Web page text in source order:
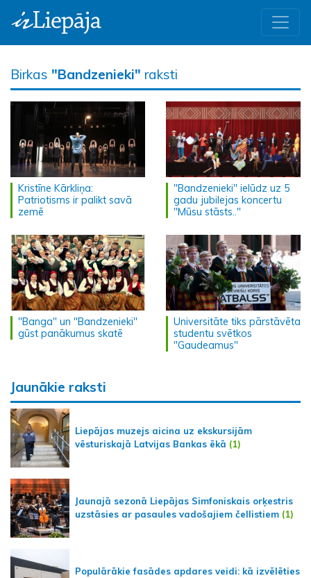
Birkas "Bandzenieki" raksti
Kristīne Kārkliņa:
Patriotisms ir palikt savā
zemē
"Bandzenieki" ielūdz uz 5
gadu jubilejas koncertu
"Mūsu stāsts.."
"Banga" un "Bandzenieki"
gūst panākumus skatē
Universitāte tiks pārstāvēta
studentu svētkos
"Gaudeamus"
Jaunākie raksti
Liepājas muzejs aicina uz ekskursijām
vēsturiskajā Latvijas Bankas ēkā (1)
Jaunajā sezonā Liepājas Simfoniskais orķestris
uzstāsies ar pasaules vadošajiem čellistiem (1)
Populārākie fasādes apdares veidi: kā izvēlēties